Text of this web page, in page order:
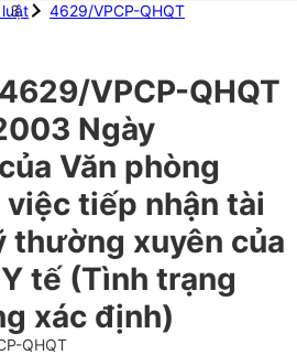
4629/VPCP-QHQT
VPCP-QHQT
Ngày
Văn phòng
việc tiếp nhận tài
thường xuyên của
tế (Tình trạng
xác định)
QHQT